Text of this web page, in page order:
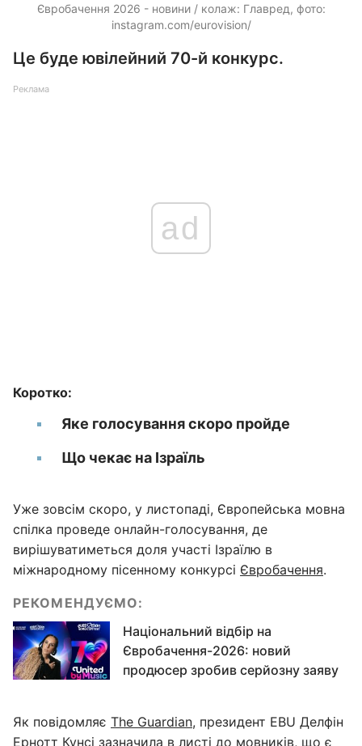
Євробачення 2026 - новини / колаж: Главред, фото:
instagram.com/eurovision/
Це буде ювілейний 70-й конкурс.
Реклама
ad
Коротко:
Яке голосування скоро пройде
Що чекає на Ізраїль
Уже зовсім скоро, у листопаді, Європейська мовна
спілка проведе онлайн-голосування, де
вирішуватиметься доля участі Ізраїлю в
міжнародному пісенному конкурсі Євробачення.
РЕКОМЕНДУЄМО:
Національний відбір на
Євробачення-2026: новий
продюсер зробив серйозну заяву
Як повідомляє The Guardian, президент EBU Делфін
Ернотт Кунсі зазначила в листі до мовників, що є